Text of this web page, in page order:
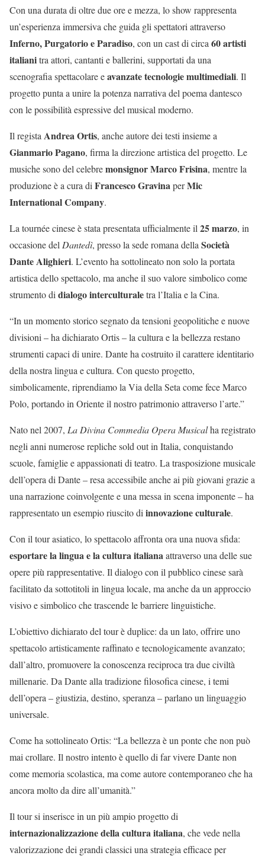
Con una durata di oltre due ore e mezza, lo show rappresenta
un’esperienza immersiva che guida gli spettatori attraverso
Inferno, Purgatorio e Paradiso, con un cast di circa 60 artisti
italianitra attori, cantanti e ballerini, supportati da una
scenografia spettacolare eavanzate tecnologie multimediali. Il
progetto punta a unire la potenza narrativa del poema dantesco
con le possibilità espressive del musical moderno.
Il regista Andrea Ortis, anche autore dei testi insieme a
Gianmario Pagano, firma la direzione artistica del progetto. Le
musiche sono del celebremonsignor Marco Frisina, mentre la
produzione è a cura di Francesco Gravina perMic
International Company.
La tournée cinese è stata presentata ufficialmente il 25 marzo, in
occasione del Dantedì, presso la sede romana della Società
Dante Alighieri. L’evento ha sottolineato non solo la portata
artistica dello spettacolo, ma anche il suo valore simbolico come
strumento di dialogo interculturaletra l’Italia e la Cina.
“In un momento storico segnato da tensioni geopolitiche e nuove
divisioni – ha dichiarato Ortis – la cultura e la bellezza restano
strumenti capaci di unire. Dante ha costruito il carattere identitario
della nostra lingua e cultura. Con questo progetto,
simbolicamente, riprendiamo la Via della Seta come fece Marco
Polo, portando in Oriente il nostro patrimonio attraverso l’arte.”
Nato nel 2007, La Divina Commedia Opera Musicalha registrato
negli anni numerose repliche sold out in Italia, conquistando
scuole, famiglie e appassionati di teatro. La trasposizione musicale
dell’opera di Dante – resa accessibile anche ai più giovani grazie a
una narrazione coinvolgente e una messa in scena imponente – ha
rappresentato un esempio riuscito di innovazione culturale.
Con il tour asiatico, lo spettacolo affronta ora una nuova sfida:
esportare la lingua e la cultura italiana attraverso una delle sue
opere più rappresentative. Il dialogo con il pubblico cinese sarà
facilitato da sottotitoli in lingua locale, ma anche da un approccio
visivo e simbolico che trascende le barriere linguistiche.
L’obiettivo dichiarato del tour è duplice: da un lato, offrire uno
spettacolo artisticamente raffinato e tecnologicamente avanzato;
dall’altro, promuovere la conoscenza reciproca tra due civiltà
millenarie. Da Dante alla tradizione filosofica cinese, i temi
dell’opera – giustizia, destino, speranza – parlano un linguaggio
universale.
Come ha sottolineato Ortis: “La bellezza è un ponte che non può
mai crollare. Il nostro intento è quello di far vivere Dante non
come memoria scolastica, ma come autore contemporaneo che ha
ancora molto da dire all’umanità.”
Il tour si inserisce in un più ampio progetto di
internazionalizzazione della cultura italiana, che vede nella
valorizzazione dei grandi classici una strategia efficace per